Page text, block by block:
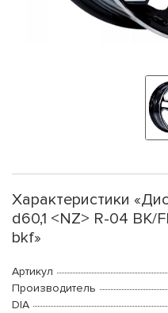
Характеристики
d60,1 <NZ> R-04 BK/
bkf»
Артикул
Производитель
DIA